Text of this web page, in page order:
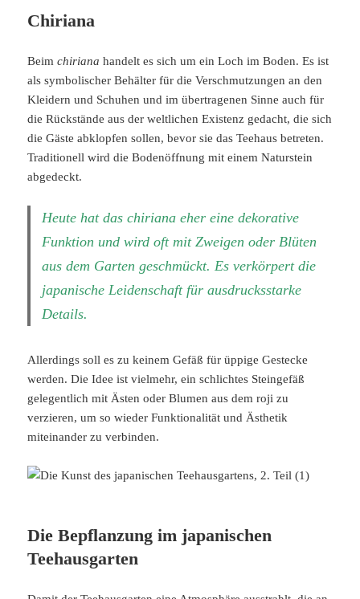
Chiriana
Beimchiriana handelt es sich um ein Loch im Boden. Es ist
als symbolischer Behälter für die Verschmutzungen an den
Kleidern und Schuhen und im übertragenen Sinne auch für
die Rückstände aus der weltlichen Existenz gedacht, die sich
die Gäste abklopfen sollen, bevor sie das Teehaus betreten.
Traditionell wird die Bodenöffnung mit einem Naturstein
abgedeckt.
Heute hat das chiriana eher eine dekorative
Funktion und wird oft mit Zweigen oder Blüten
aus dem Garten geschmückt. Es verkörpert die
japanische Leidenschaft für ausdrucksstarke
Details.
Allerdings soll es zu keinem Gefäß für üppige Gestecke
werden. Die Idee ist vielmehr, ein schlichtes Steingefäß
gelegentlich mit Ästen oder Blumen aus dem roji zu
verzieren, um so wieder Funktionalität und Ästhetik
miteinander zu verbinden.
Die Bepflanzung im japanischen
Teehausgarten